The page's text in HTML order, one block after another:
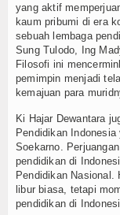
yang aktif
kaum pribumi di era
sebuah lembaga
Sung Tulodo, Ing
Filosofi ini
pemimpin menjadi
kemajuan para
Ki Hajar Dewantara
Pendidikan
Soekarno.
pendidikan di
Pendidikan Nasional.
libur biasa, tetapi
pendidikan di